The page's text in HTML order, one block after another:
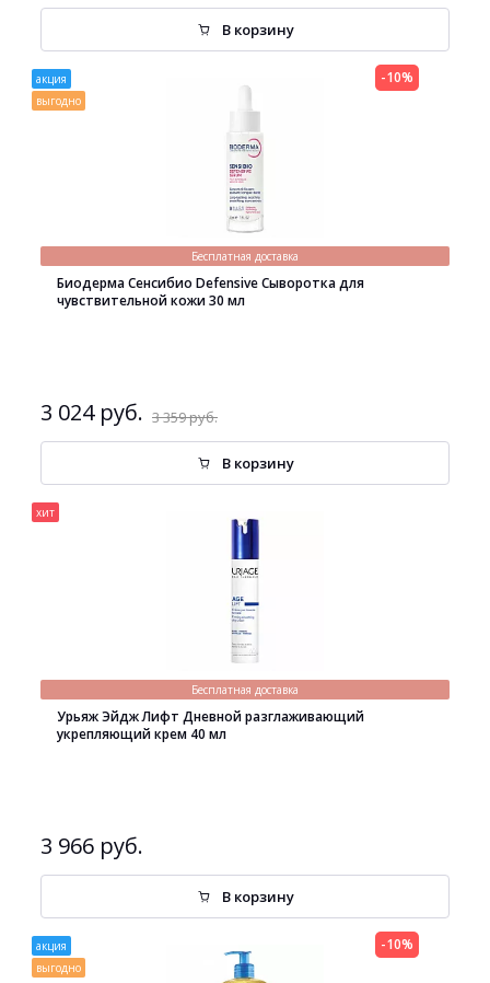
В корзину
акция
выгодно
Бесплатная доставка
Биодерма Сенсибио Defensive Сыворотка для
чувствительной кожи 30 мл
3 024 руб. 3 359 руб.
-10%
В корзину
хит
Бесплатная доставка
Урьяж Эйдж Лифт Дневной разглаживающий
укрепляющий крем 40 мл
3 966 руб.
В корзину
акция
выгодно
-10%